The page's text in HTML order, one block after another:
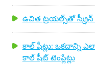
ఉచిత ట్రయల్స్‌తో స్క్రీన్
కాల్ షీట్లు: ఒకదాన్ని
కాల్ షీట్ టెంప్లేట్లు